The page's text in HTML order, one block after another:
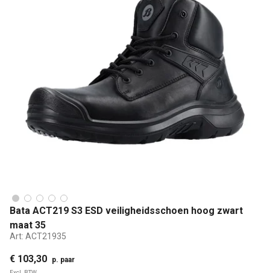
Bata ACT219 S3 ESD veiligheidsschoen hoog zwart
maat 35
Art: ACT21935
€ 103,30 p. paar